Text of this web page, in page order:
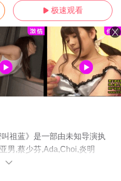
 极速观看
祖蓝》是一部由未知导演执
男,蔡少芬,Ada,Choi,炎明
杨千嬅,Miriam,Yeung,薛
